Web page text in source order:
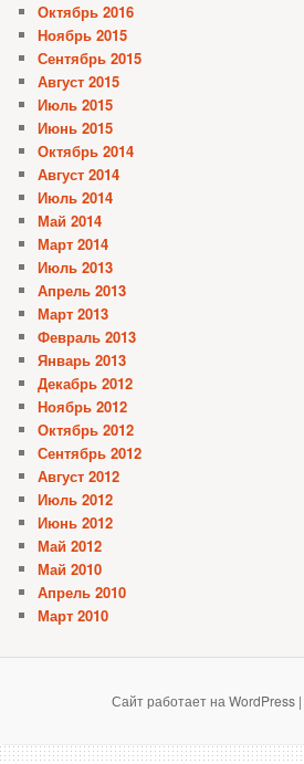
Октябрь 2016
Ноябрь 2015
Сентябрь 2015
Август 2015
Июль 2015
Июнь 2015
Октябрь 2014
Август 2014
Июль 2014
Май 2014
Март 2014
Июль 2013
Апрель 2013
Март 2013
Февраль 2013
Январь 2013
Декабрь 2012
Ноябрь 2012
Октябрь 2012
Сентябрь 2012
Август 2012
Июль 2012
Июнь 2012
Май 2012
Май 2010
Апрель 2010
Март 2010
Сайт работает на WordPress |